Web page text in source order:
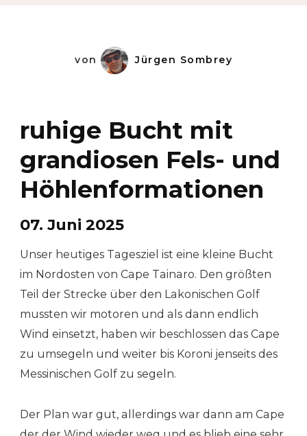
von Jürgen Sombrey
ruhige Bucht mit
grandiosen Fels- und
Höhlenformationen
07. Juni 2025
Unser heutiges Tagesziel ist eine kleine Bucht
im Nordosten von Cape Tainaro. Den größten
Teil der Strecke über den Lakonischen Golf
mussten wir motoren und als dann endlich
Wind einsetzt, haben wir beschlossen das Cape
zu umsegeln und weiter bis Koroni jenseits des
Messinischen Golf zu segeln.
Der Plan war gut, allerdings war dann am Cape